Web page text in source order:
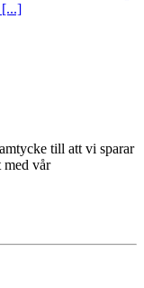
[...]
till att vi sparar
med vår